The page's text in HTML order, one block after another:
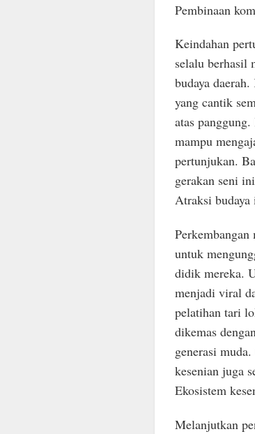
Pembinaan
Keindahan
selalu berhasil
budaya
yang cantik
atas
mampu
pertunjukan.
gerakan seni
Atraksi
untuk
didik mereka.
menjadi viral
pelatihan tari
dikemas
generasi
kesenian juga
Ekosistem
Melanjutkan